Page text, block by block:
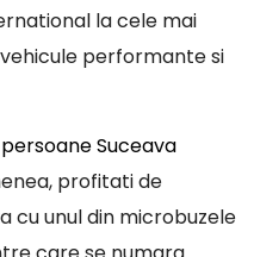
la cele mai
performante si
Suceava
profitati de
cu unul din microbuzele